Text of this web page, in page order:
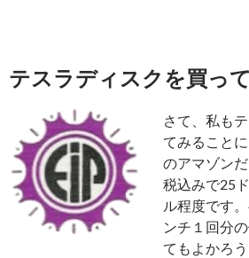
テスラディスクを買っ
さて、私も
てみること
のアマゾン
税込みで25
ル程度です
ンチ１回分
てもよかろう